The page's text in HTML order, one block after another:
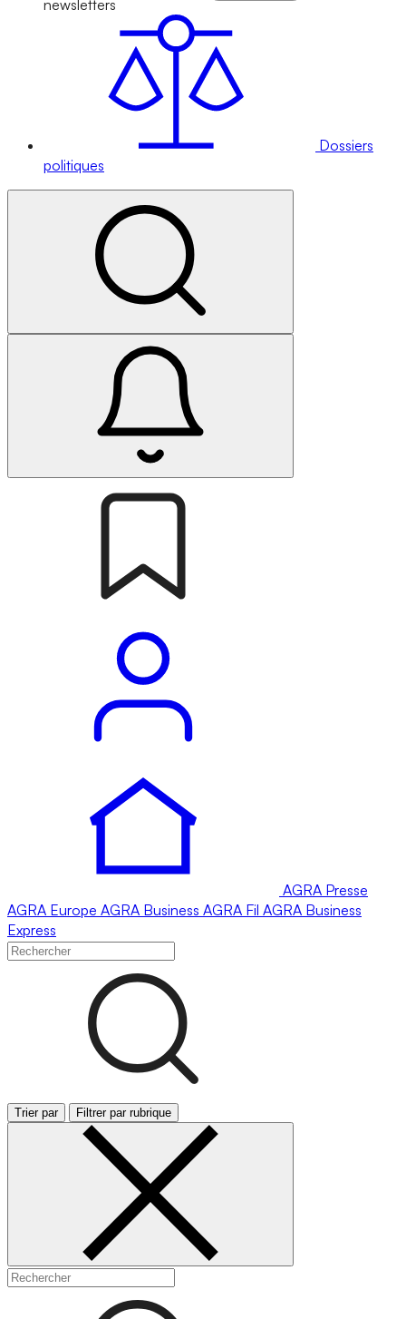
newsletters
Dossiers
politiques
AGRA Presse
AGRA Europe AGRA Business AGRA Fil AGRA Business
Express
Trier par Filtrer par rubrique